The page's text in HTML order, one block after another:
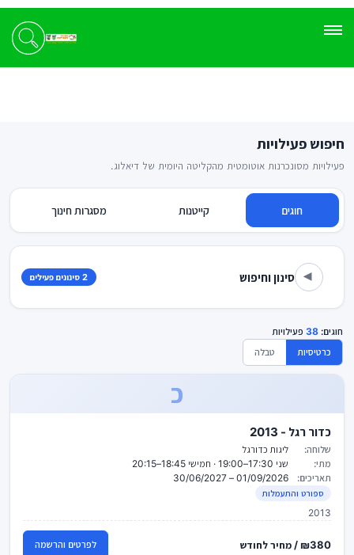
חיפוש פעילויות
פעילויות מסונכרנות אוטומטית מהקליטה היומית של דיאלוג.
חוגים קייטנות מסגרות חינוך
▾ סינון וחיפוש 2 סינונים פעילים
חוגים: 38 פעילויות
כרטיסיות
טבלה
כ
כדור רגל - 2013
שלוחה:
ליגות כדורגל
מתי:
שני 17:30–19:00 · חמישי 18:45–20:15
תאריכים:
01/09/2026 – 30/06/2027
ספורט והתעמלות
2013
₪380 / מחיר לחודש לפרטים והרשמה